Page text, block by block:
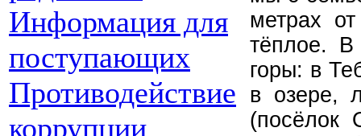
Информация для
поступающих
Противодействие
коррупции
метрах
тёплое.
горы: в
в озере,
(посёлок